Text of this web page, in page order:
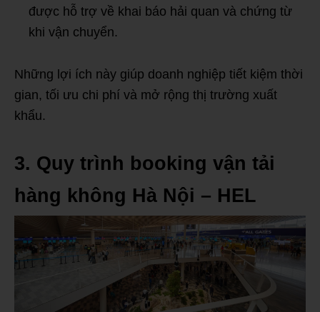
được hỗ trợ về khai báo hải quan và chứng từ
khi vận chuyển.
Những lợi ích này giúp doanh nghiệp tiết kiệm thời
gian, tối ưu chi phí và mở rộng thị trường xuất
khẩu.
3. Quy trình booking vận tải
hàng không Hà Nội – HEL